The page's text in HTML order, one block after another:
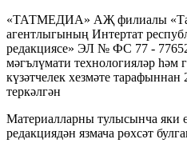
«ТАТМЕДИА» АҖ филиалы
агентлыгының Интертат
редакциясе» ЭЛ № ФС 77 -
мәгълүмати технологияләр
күзәтчелек хезмәте
теркәлгән
Материалларны тулысынча яки
редакциядән язмача рөхсәт